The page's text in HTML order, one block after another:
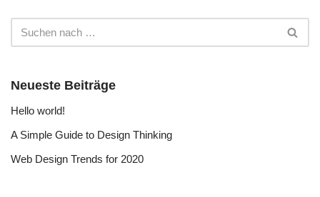
Neueste Beiträge
Hello world!
A Simple Guide to Design Thinking
Web Design Trends for 2020